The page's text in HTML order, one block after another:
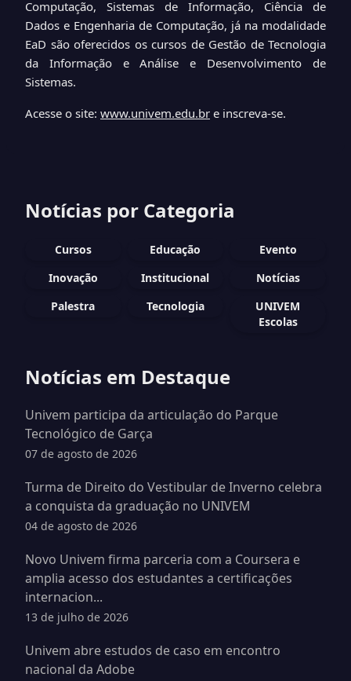
Computação, Sistemas de Informação, Ciência de
Dados e Engenharia de Computação, já na modalidade
EaD são oferecidos os cursos de Gestão de Tecnologia
da Informação e Análise e Desenvolvimento de
Sistemas.
Acesse o site: www.univem.edu.br e inscreva-se.
Notícias por Categoria
Cursos Educação
Evento
Inovação
Institucional
Notícias
Palestra
Tecnologia
UNIVEM
Escolas
Notícias em Destaque
Univem participa da articulação do Parque
Tecnológico de Garça
07 de agosto de 2026
Turma de Direito do Vestibular de Inverno celebra
a conquista da graduação no UNIVEM
04 de agosto de 2026
Novo Univem firma parceria com a Coursera e
amplia acesso dos estudantes a certificações
internacion...
13 de julho de 2026
Univem abre estudos de caso em encontro
nacional da Adobe